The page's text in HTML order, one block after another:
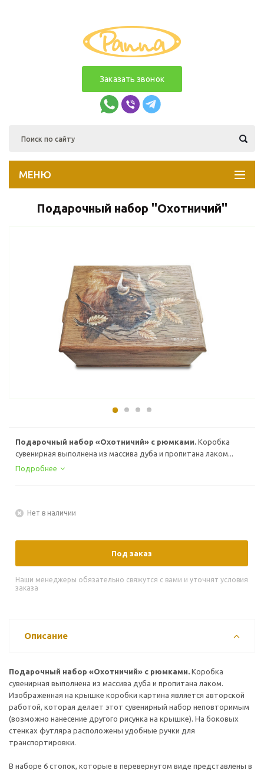
Заказать звонок
МЕНЮ
Подарочный набор ''Охотничий''
Подарочный набор «Охотничий» с рюмками. Коробка
сувенирная выполнена из массива дуба и пропитана лаком...
Подробнее
Нет в наличии
Под заказ
Наши менеджеры обязательно свяжутся с вами и уточнят условия
заказа
Описание
Подарочный набор «Охотничий» с рюмками. Коробка
сувенирная выполнена из массива дуба и пропитана лаком.
Изображенная на крышке коробки картина является авторской
работой, которая делает этот сувенирный набор неповторимым
(возможно нанесение другого рисунка на крышке). На боковых
стенках футляра расположены удобные ручки для
транспортировки.
В наборе 6 стопок, которые в перевернутом виде представлены в